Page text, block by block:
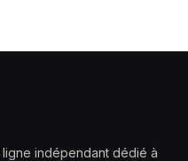
indépendant dédié à